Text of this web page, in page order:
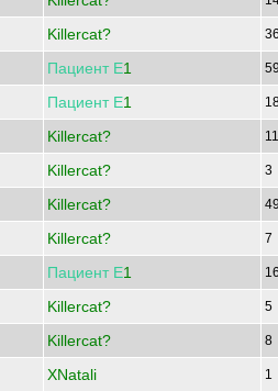
Killercat? 36
Пациент Е1 59
Пациент Е1
Killercat? 11
Killercat? 3
Killercat? 49
Killercat? 7
Пациент Е1
Killercat? 5
Killercat? 8
XNatali 1